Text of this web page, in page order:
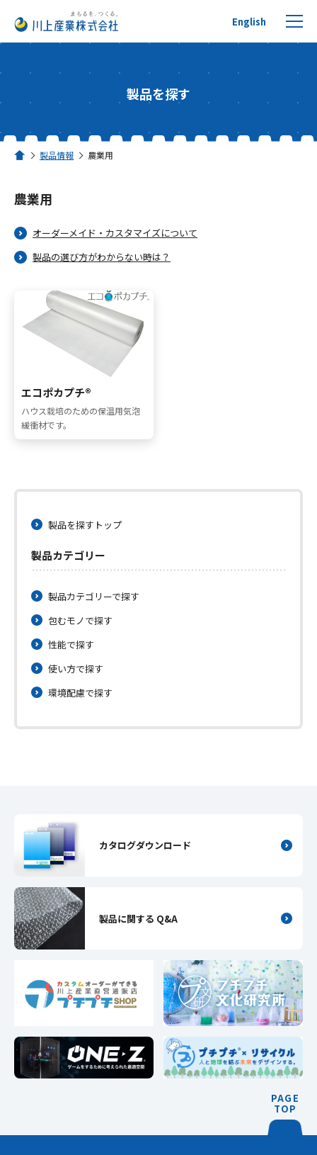
English
リサイクルへの取り組み
活用事例
川上産業について
採用情報
製品を探す
ホーム
製品情報 農業用
農業用
オーダーメイド・カスタマイズについて
製品の選び方がわからない時は？
エコポカプチ®
ハウス栽培のための保温用気泡
緩衝材です。
製品を探すトップ
製品カテゴリー
製品カテゴリーで探す
包むモノで探す
性能で探す
使い方で探す
環境配慮で探す
カタログダウンロード
製品に関する Q&A
PAGE
TOP